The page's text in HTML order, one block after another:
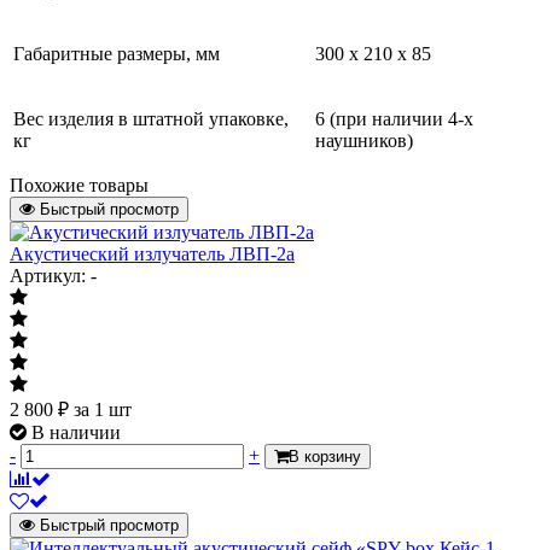
Габаритные размеры, мм 300 x 210 x 85
Вес изделия в штатной упаковке,
кг
6 (при наличии 4-х
наушников)
Похожие товары
Быстрый просмотр
Акустический излучатель ЛВП-2а
Артикул: -
2 800 ₽ за 1 шт
В наличии
-
+ В корзину
Быстрый просмотр